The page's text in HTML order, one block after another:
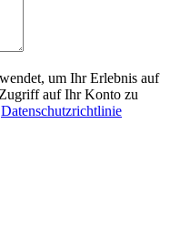
um Ihr Erlebnis auf
auf Ihr Konto zu
Datenschutzrichtlinie